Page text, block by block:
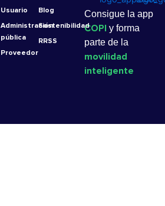
Usuario
Administración
pública
Proveedor
Blog
Sostenibilidad
RRSS
Consigue la app
COPIy forma
parte de la
movilidad
inteligente